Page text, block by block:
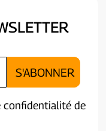
confidentialité de